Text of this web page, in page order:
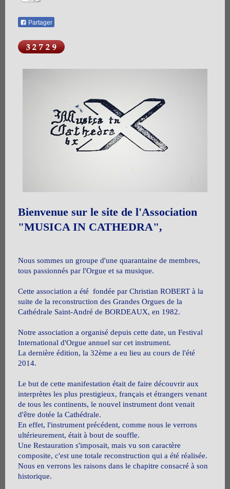
Partager
Bienvenue sur le site de l'Association
"MUSICA IN CATHEDRA",
Nous sommes un groupe d'une quarantaine de membres,
tous passionnés par l'Orgue et sa musique.
Cette association a été fondée par Christian ROBERT à la
suite de la reconstruction des Grandes Orgues de la
Cathédrale Saint-André de BORDEAUX, en 1982.
Notre association a organisé depuis cette date, un Festival
International d'Orgue annuel sur cet instrument.
La dernière édition, la 32ème a eu lieu au cours de l'été
2014.
Le but de cette manifestation était de faire découvrir aux
interprètes les plus prestigieux, français et étrangers venant
de tous les continents, le nouvel instrument dont venait
d'être dotée la Cathédrale.
En effet, l'instrument précédent, comme nous le verrons
ultérieurement, était à bout de souffle.
Une Restauration s'imposait, mais vu son caractère
composite, c'est une totale reconstruction qui a été réalisée.
Nous en verrons les raisons dans le chapitre consacré à son
historique.